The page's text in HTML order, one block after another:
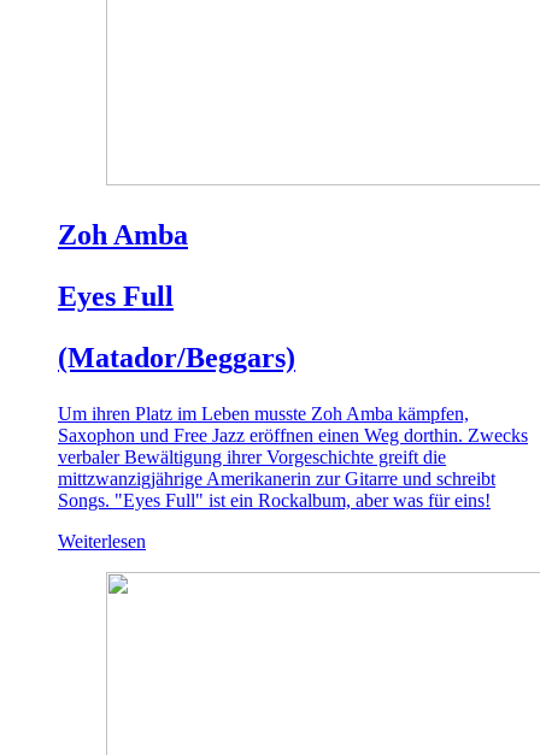
Zoh Amba
Eyes Full
(Matador/Beggars)
Um ihren Platz im Leben musste Zoh Amba kämpfen,
Saxophon und Free Jazz eröffnen einen Weg dorthin. Zwecks
verbaler Bewältigung ihrer Vorgeschichte greift die
mittzwanzigjährige Amerikanerin zur Gitarre und schreibt
Songs. "Eyes Full" ist ein Rockalbum, aber was für eins!
Weiterlesen